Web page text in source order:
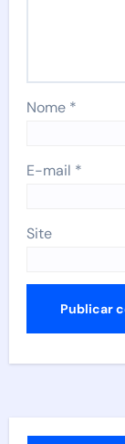
Nome *
E-mail *
Site